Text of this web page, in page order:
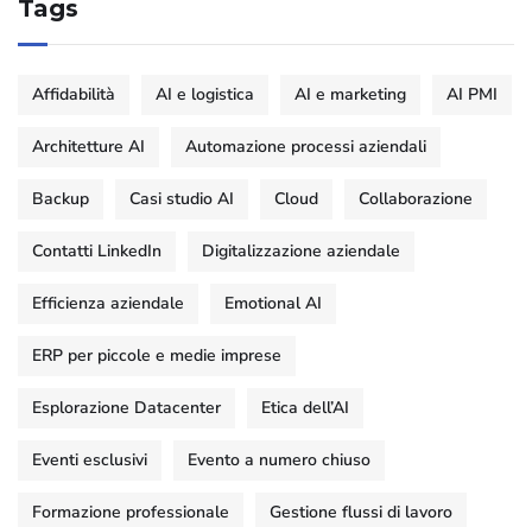
Tags
Affidabilità AI e logistica AI e marketing AI PMI
Architetture AI Automazione processi aziendali
Backup Casi studio AI Cloud Collaborazione
Contatti LinkedIn Digitalizzazione aziendale
Efficienza aziendale Emotional AI
ERP per piccole e medie imprese
Esplorazione Datacenter Etica dell’AI
Eventi esclusivi Evento a numero chiuso
Formazione professionale Gestione flussi di lavoro